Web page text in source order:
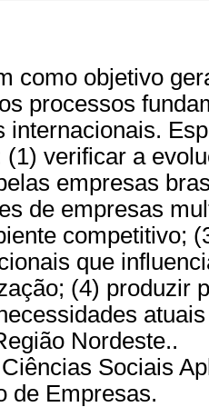
como objetivo
processos
internacionais.
(1) verificar a
empresas
de empresas
competitivo;
que
(4) produzir
Nordeste..
Ciências Sociais
de Empresas.